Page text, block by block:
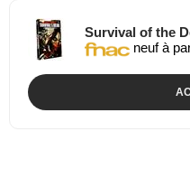
Survival of the
neuf à